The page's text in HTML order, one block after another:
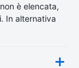
è elencata,
In alternativa